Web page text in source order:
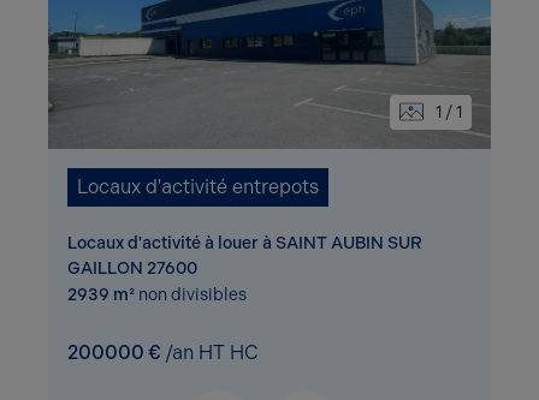
1 / 1
Locaux d'activité entrepots
Locaux d'activité à louer à SAINT AUBIN SUR
GAILLON 27600
2939 m² non divisibles
200000 € /an HT HC